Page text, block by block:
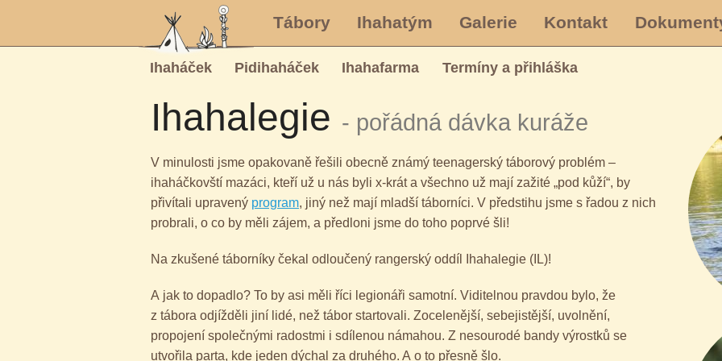
Tábory Ihahatým Galerie Kontakt
Ihaháček Pidihaháček Ihahafarma Termíny a přihláška
Ihahalegie ‐ pořádná dávka kuráže
V minulosti jsme opakovaně řešili obecně známý teenagerský táborový problém –
ihaháčkovští mazáci, kteří už u nás byli x-krát a všechno už mají zažité „pod kůží“, by
přivítali upravený program, jiný než mají mladší táborníci. V předstihu jsme s řadou z nich
probrali, o co by měli zájem, a předloni jsme do toho poprvé šli!
Na zkušené táborníky čekal odloučený rangerský oddíl Ihahalegie (IL)!
A jak to dopadlo? To by asi měli říci legionáři samotní. Viditelnou pravdou bylo, že
z tábora odjížděli jiní lidé, než tábor startovali. Zocelenější, sebejistější, uvolnění,
propojení společnými radostmi i sdílenou námahou. Z nesourodé bandy výrostků se
utvořila parta, kde jeden dýchal za druhého. A o to přesně šlo.